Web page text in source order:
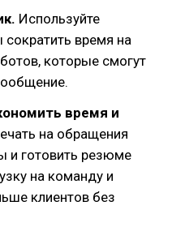
Используйте
время на
которые смогут
время и
на обращения
и готовить резюме
на команду и
клиентов без